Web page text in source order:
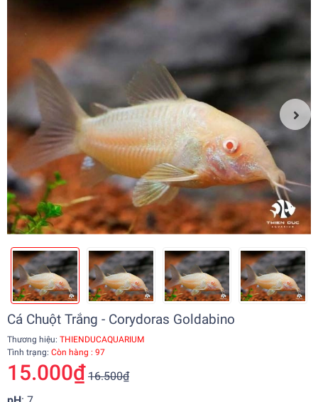
Cá Chuột Trắng - Corydoras Goldabino
Thương hiệu: THIENDUCAQUARIUM
Tình trạng: Còn hàng : 97
15.000₫ 16.500₫